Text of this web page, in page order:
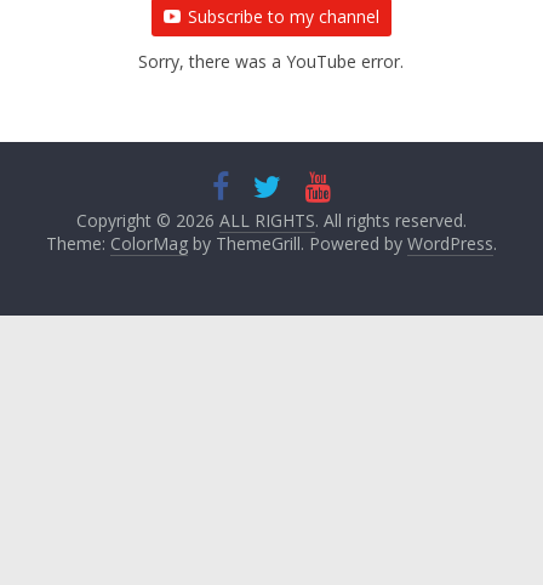
Subscribe to my channel
Sorry, there was a YouTube error.
Copyright © 2026 ALL RIGHTS. All rights reserved.
Theme: ColorMagby ThemeGrill. Powered by WordPress.